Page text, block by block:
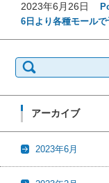
2023年6月26日
6日より各種モール
索:
アーカイブ
2023年6月